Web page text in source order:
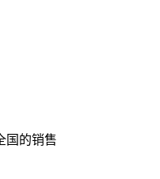
国的销售